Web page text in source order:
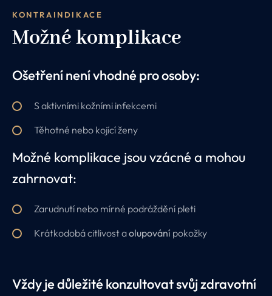
KONTRAINDIKACE
Možné komplikace
Ošetření není vhodné pro osoby:
S aktivními kožními infekcemi
Těhotné nebo kojící ženy
Možné komplikace jsou vzácné a mohou
zahrnovat:
Zarudnutí nebo mírné podráždění pleti
Krátkodobá citlivost aolupování pokožky
Vždy je důležité konzultovat svůj zdravotní